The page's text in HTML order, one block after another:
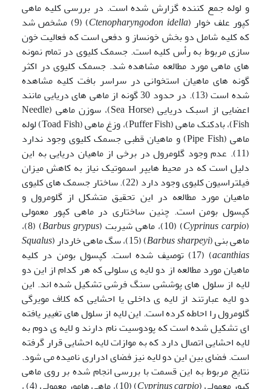
و لوله جمع کننده گزارش شده است. در بررسی کلیه ماهی
کپور علف خوار (Ctenopharyngodon idella
) (9) مشخص شد
که کلیه شامل دو بخش خونساز و دفعی است که فعالیت خون
سازی مربوط به رأس کلیه است. جسمک کلیوی در تمام نمونه
های ماهی مورد مطالعه مشاهده شد. جسمک کلیوی در اکثر
گونه های ماهیان استخوانی در سراسر بافت کلیه مشاهده
شده است (13). در حدود 30 گونه از ماهی های دریایی مانند
اعضایی از اسبک دریایی (Sea Horse)، سوزن ماهی (Needle
Fish)، بادکنک ماهی (Puffer Fish)، وزغ ماهی (Toad Fish) لوله
ماهی (Pipe Fish) و ماهیان قطبی جسمک کلیوی وجود ندارد
(11). عدم وجود گلومرول در برخی از ماهیان دریایی به این
دلیل است که در محیط هایپر اسموتیک نیاز به کاهش میزان
فیلتراسیون کلیوی وجود دارد (22). ساختار جسمک های کلیوی
ماهیان مورد مطالعه در این تحقیق متشکل از گلومرول و
کپسول بومن است. چنین ساختاری در ماهی کپور معمولی
(
Cyprinus carpio) (10)، ماهی شیربت ( Barbus grypus
) (8)،
ماهی بنی (Barbus sharpeyi) (15)، سگ ماهی خاردار (
Squalus
acanthias
) (17) توصیف شده است. کپسول بومن در کلیه
ماهیان مورد مطالعه از دو لایه ی سلولی که هر کدام از این دو
لایه از سلول های پوششی سنگ فرشی تشکیل شده اند. این
دو لایه عبارتند از لایه ی داخلی یا احشایی که کلاف مویرگی
گلومرول را احاطه کرده است. این لایه از سلول های تغییر یافته
ای تشکیل شده است که پودوسیت نام دارند و لایه ی دوم به
لایه احشایی اتصال دارد که به موازات لایه احشایی قرار گرفته
است. فضای بین این دو لایه نیز فضای ادراری نامیده می شود.
نتایج مربوط به این قسمت با بررسی انجام شده بر روی ماهی